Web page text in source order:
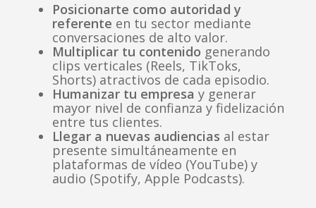
Posicionarte como autoridad y
referente en tu sector mediante
conversaciones de alto valor.
Multiplicar tu contenido generando
clips verticales (Reels, TikToks,
Shorts) atractivos de cada episodio.
Humanizar tu empresa y generar
mayor nivel de confianza y fidelización
entre tus clientes.
Llegar a nuevas audiencias al estar
presente simultáneamente en
plataformas de vídeo (YouTube) y
audio (Spotify, Apple Podcasts).